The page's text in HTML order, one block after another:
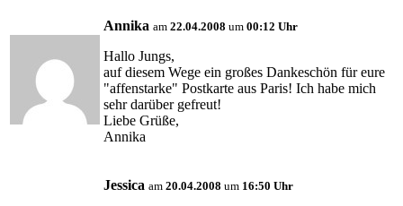
Annika am 22.04.2008 um 00:12 Uhr
Hallo Jungs,
auf diesem Wege ein großes Dankeschön für eure
"affenstarke" Postkarte aus Paris! Ich habe mich
sehr darüber gefreut!
Liebe Grüße,
Annika
Jessica am 20.04.2008 um 16:50 Uhr